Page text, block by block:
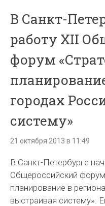
В Санкт-
работу XII
форум
городах
систему»
21 октября 2013 в 11:49
В Санкт-Петербурге
Общероссийский форум
планирование в
выстраивая систему».